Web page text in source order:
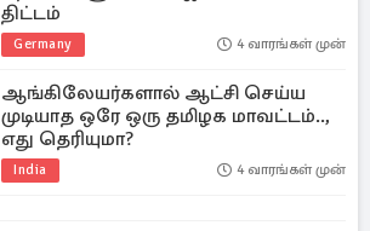
திட்டம்
Germany 4 வாரங்கள் முன்
ஆங்கிலேயர்களால் ஆட்சி செய்ய
முடியாத ஒரே ஒரு தமிழக மாவட்டம்..,
எது தெரியுமா?
India 4 வாரங்கள் முன்